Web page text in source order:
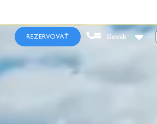
REZERVOVAŤ